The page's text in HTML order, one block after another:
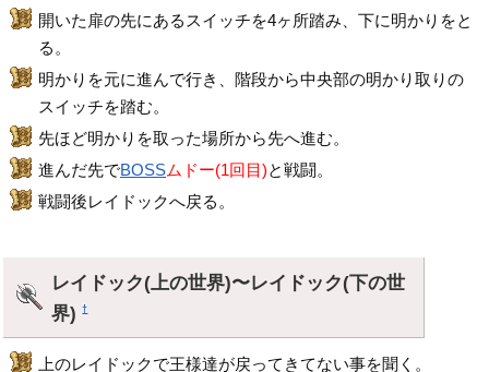
開いた扉の先にあるスイッチを4ヶ所踏み、下に明かりをと
る。
明かりを元に進んで行き、階段から中央部の明かり取りの
スイッチを踏む。
先ほど明かりを取った場所から先へ進む。
進んだ先でBOSSムドー(1回目)と戦闘。
戦闘後レイドックへ戻る。
レイドック(上の世界)〜レイドック(下の世
界)†
上のレイドックで王様達が戻ってきてない事を聞く。